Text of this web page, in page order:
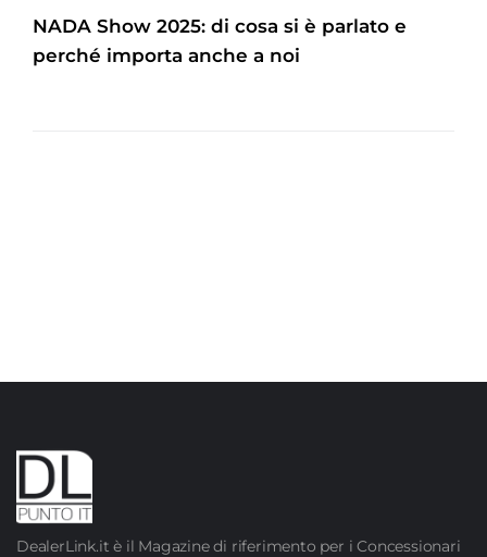
NADA Show 2025: di cosa si è parlato e
perché importa anche a noi
DealerLink.it è il Magazine di riferimento per i Concessionari